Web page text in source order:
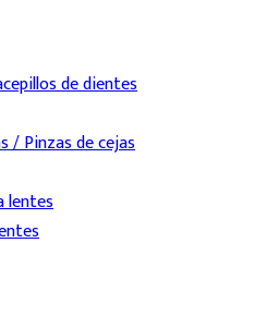
de dientes
/ Pinzas de cejas
lentes